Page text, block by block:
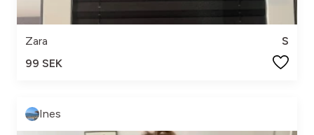
Zara
S
99 SEK
Ines